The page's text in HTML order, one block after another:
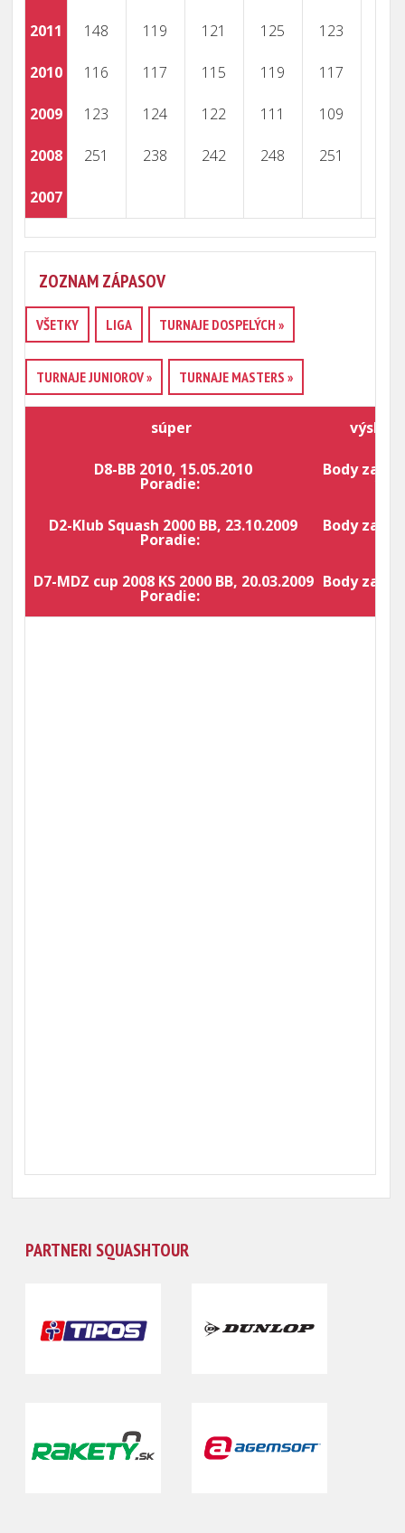
2011 148 119 121 125 123
2010 116 117 115 119 117
2009 123 124 122 111 109
2008 251 238 242 248 251
2007
ZOZNAM ZÁPASOV
VŠETKY LIGA TURNAJE DOSPELÝCH »
TURNAJE JUNIOROV » TURNAJE MASTERS »
súper
D8-BB 2010, 15.05.2010
Poradie:
Body za
D2-Klub Squash 2000 BB, 23.10.2009
Poradie:
Body za
D7-MDZ cup 2008 KS 2000 BB, 20.03.2009
Poradie:
Body za
PARTNERI SQUASHTOUR